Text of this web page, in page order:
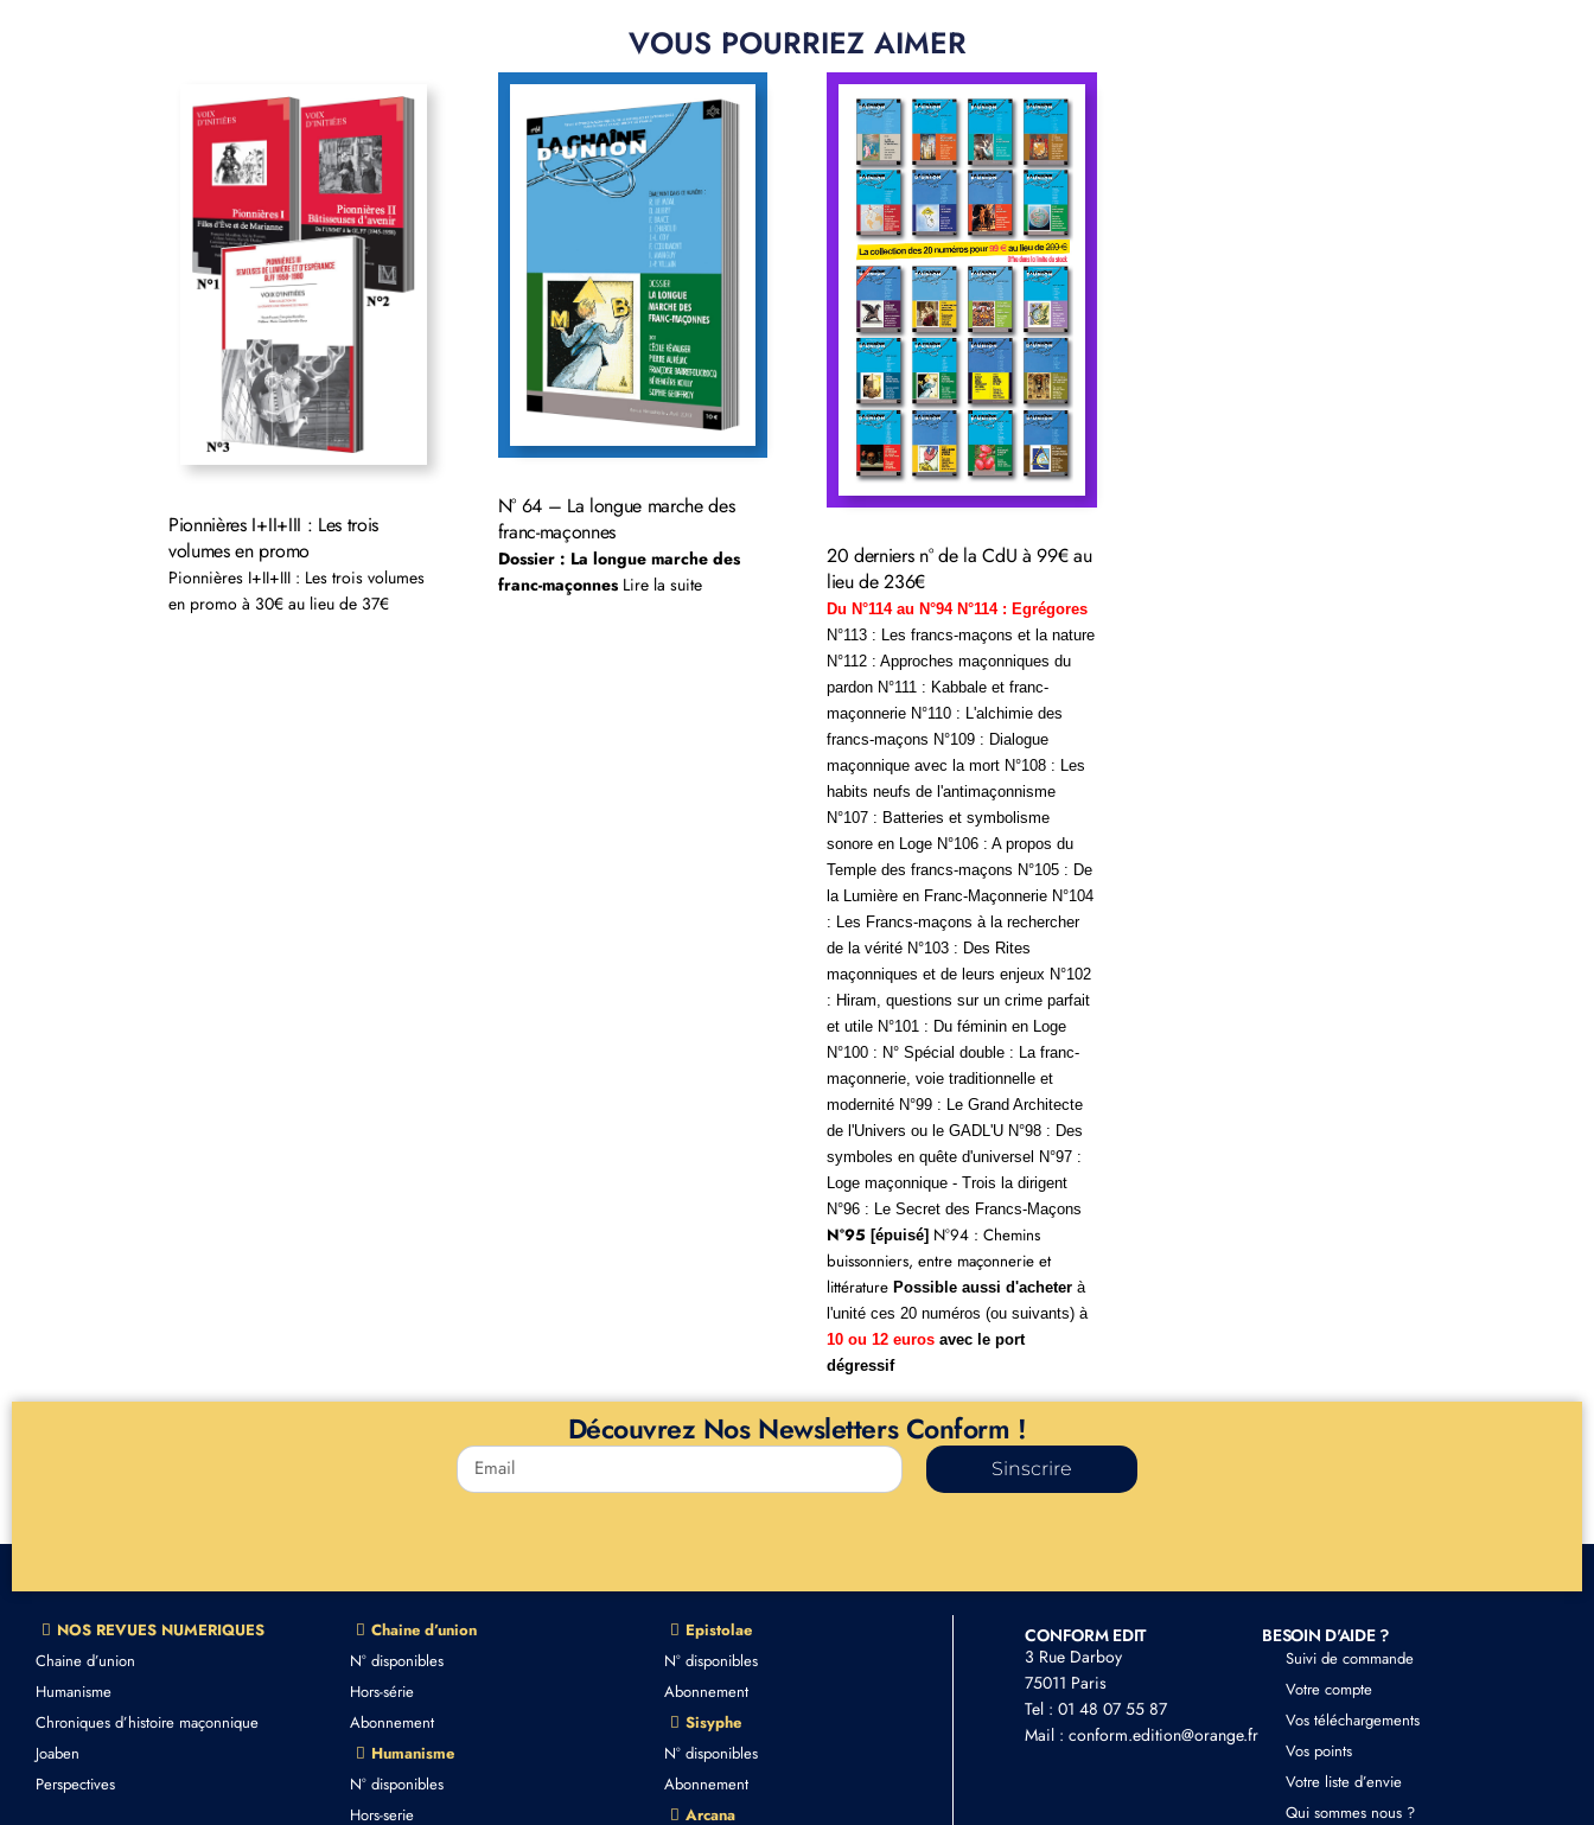
VOUS POURRIEZ AIMER
Pionnières I+II+III : Les trois
volumes en promo
Pionnières I+II+III : Les trois volumes
en promo à 30€ au lieu de 37€
N° 64 – La longue marche des
franc-maçonnes
Dossier : La longue marche des
franc-maçonnes Lire la suite
20 derniers n° de la CdU à 99€ au
lieu de 236€
Du N°114 au N°94 N°114 : Egrégores
N°113 : Les francs-maçons et la nature
N°112 : Approches maçonniques du
pardon N°111 : Kabbale et franc-
maçonnerie N°110 : L'alchimie des
francs-maçons N°109 : Dialogue
maçonnique avec la mort N°108 : Les
habits neufs de l'antimaçonnisme
N°107 : Batteries et symbolisme
sonore en Loge N°106 : A propos du
Temple des francs-maçons N°105 : De
la Lumière en Franc-Maçonnerie N°104
: Les Francs-maçons à la rechercher
de la vérité N°103 : Des Rites
maçonniques et de leurs enjeux N°102
: Hiram, questions sur un crime parfait
et utile N°101 : Du féminin en Loge
N°100 : N° Spécial double : La franc-
maçonnerie, voie traditionnelle et
modernité N°99 : Le Grand Architecte
de l'Univers ou le GADL'U N°98 : Des
symboles en quête d'universel N°97 :
Loge maçonnique - Trois la dirigent
N°96 : Le Secret des Francs-Maçons
N°95 [épuisé] N°94 : Chemins
buissonniers, entre maçonnerie et
littérature Possible aussi d'acheter à
l'unité ces 20 numéros (ou suivants) à
10 ou 12 euros avec le port
dégressif
Découvrez Nos Newsletters Conform !
Sinscrire
NOS REVUES NUMERIQUES
Chaine d’union
Humanisme
Chroniques d’histoire maçonnique
Joaben
Perspectives
Chaine d’union
N° disponibles
Hors-série
Abonnement
Humanisme
N° disponibles
Hors-serie
Epistolae
N° disponibles
Abonnement
Sisyphe
N° disponibles
Abonnement
Arcana
CONFORM EDIT
3 Rue Darboy
75011 Paris
Tel : 01 48 07 55 87
Mail : conform.edition@orange.fr
BESOIN D'AIDE ?
Suivi de commande
Votre compte
Vos téléchargements
Vos points
Votre liste d’envie
Qui sommes nous ?